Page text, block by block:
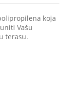
koja
Vašu
terasu.